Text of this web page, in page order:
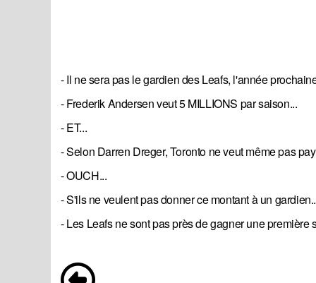
- Il ne sera pas le gardien des Leafs, l'année
- Frederik Andersen veut 5 MILLIONS par saison...
- ET...
- Selon Darren Dreger, Toronto ne veut même pas
- OUCH...
- S'ils ne veulent pas donner ce montant à un
- Les Leafs ne sont pas près de gagner une première